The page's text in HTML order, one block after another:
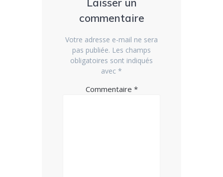
commentaire
Votre adresse e-mail ne sera
pas publiée. Les champs
obligatoires sont indiqués
avec *
Commentaire *